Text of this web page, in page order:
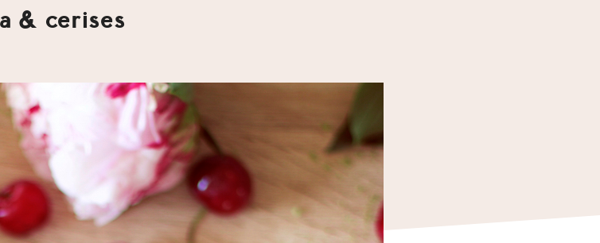
& cerises